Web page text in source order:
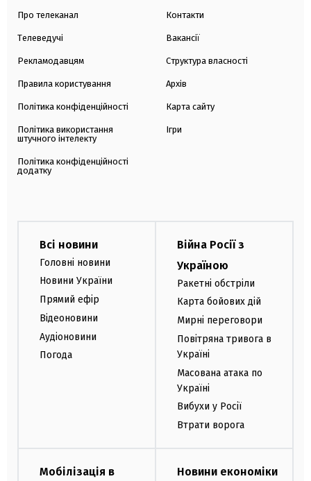
Про телеканал
Телеведучі
Рекламодавцям
Правила користування
Політика конфіденційності
Політика використання
штучного інтелекту
Політика конфіденційності
додатку
Контакти
Вакансії
Структура власності
Архів
Карта сайту
Ігри
Всі новини
Головні новини
Новини України
Прямий ефір
Відеоновини
Аудіоновини
Погода
Війна Росії з
Україною
Ракетні обстріли
Карта бойових дій
Мирні переговори
Повітряна тривога в
Україні
Масована атака по
Україні
Вибухи у Росії
Втрати ворога
Мобілізація в
Новини економіки